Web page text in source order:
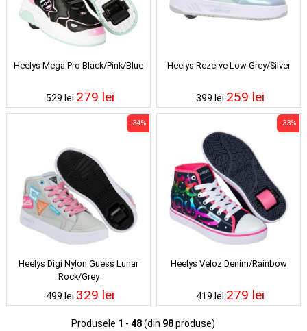
Heelys Mega Pro Black/Pink/Blue
529 lei279 lei
Heelys Rezerve Low Grey/Silver
399 lei259 lei
Heelys Digi Nylon Guess Lunar
Rock/Grey
499 lei
-34%
329 lei
Heelys Veloz Denim/Rainbow
419 lei
-33%
279 lei
Produsele 1 - 48(din 98produse)